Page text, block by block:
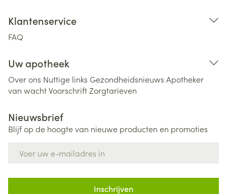
Klantenservice
FAQ
Uw apotheek
Over ons Nuttige links Gezondheidsnieuws Apotheker
van wachtVoorschriftZorgtarieven
Nieuwsbrief
Blijf op de hoogte van nieuwe producten en promoties
Inschrijven